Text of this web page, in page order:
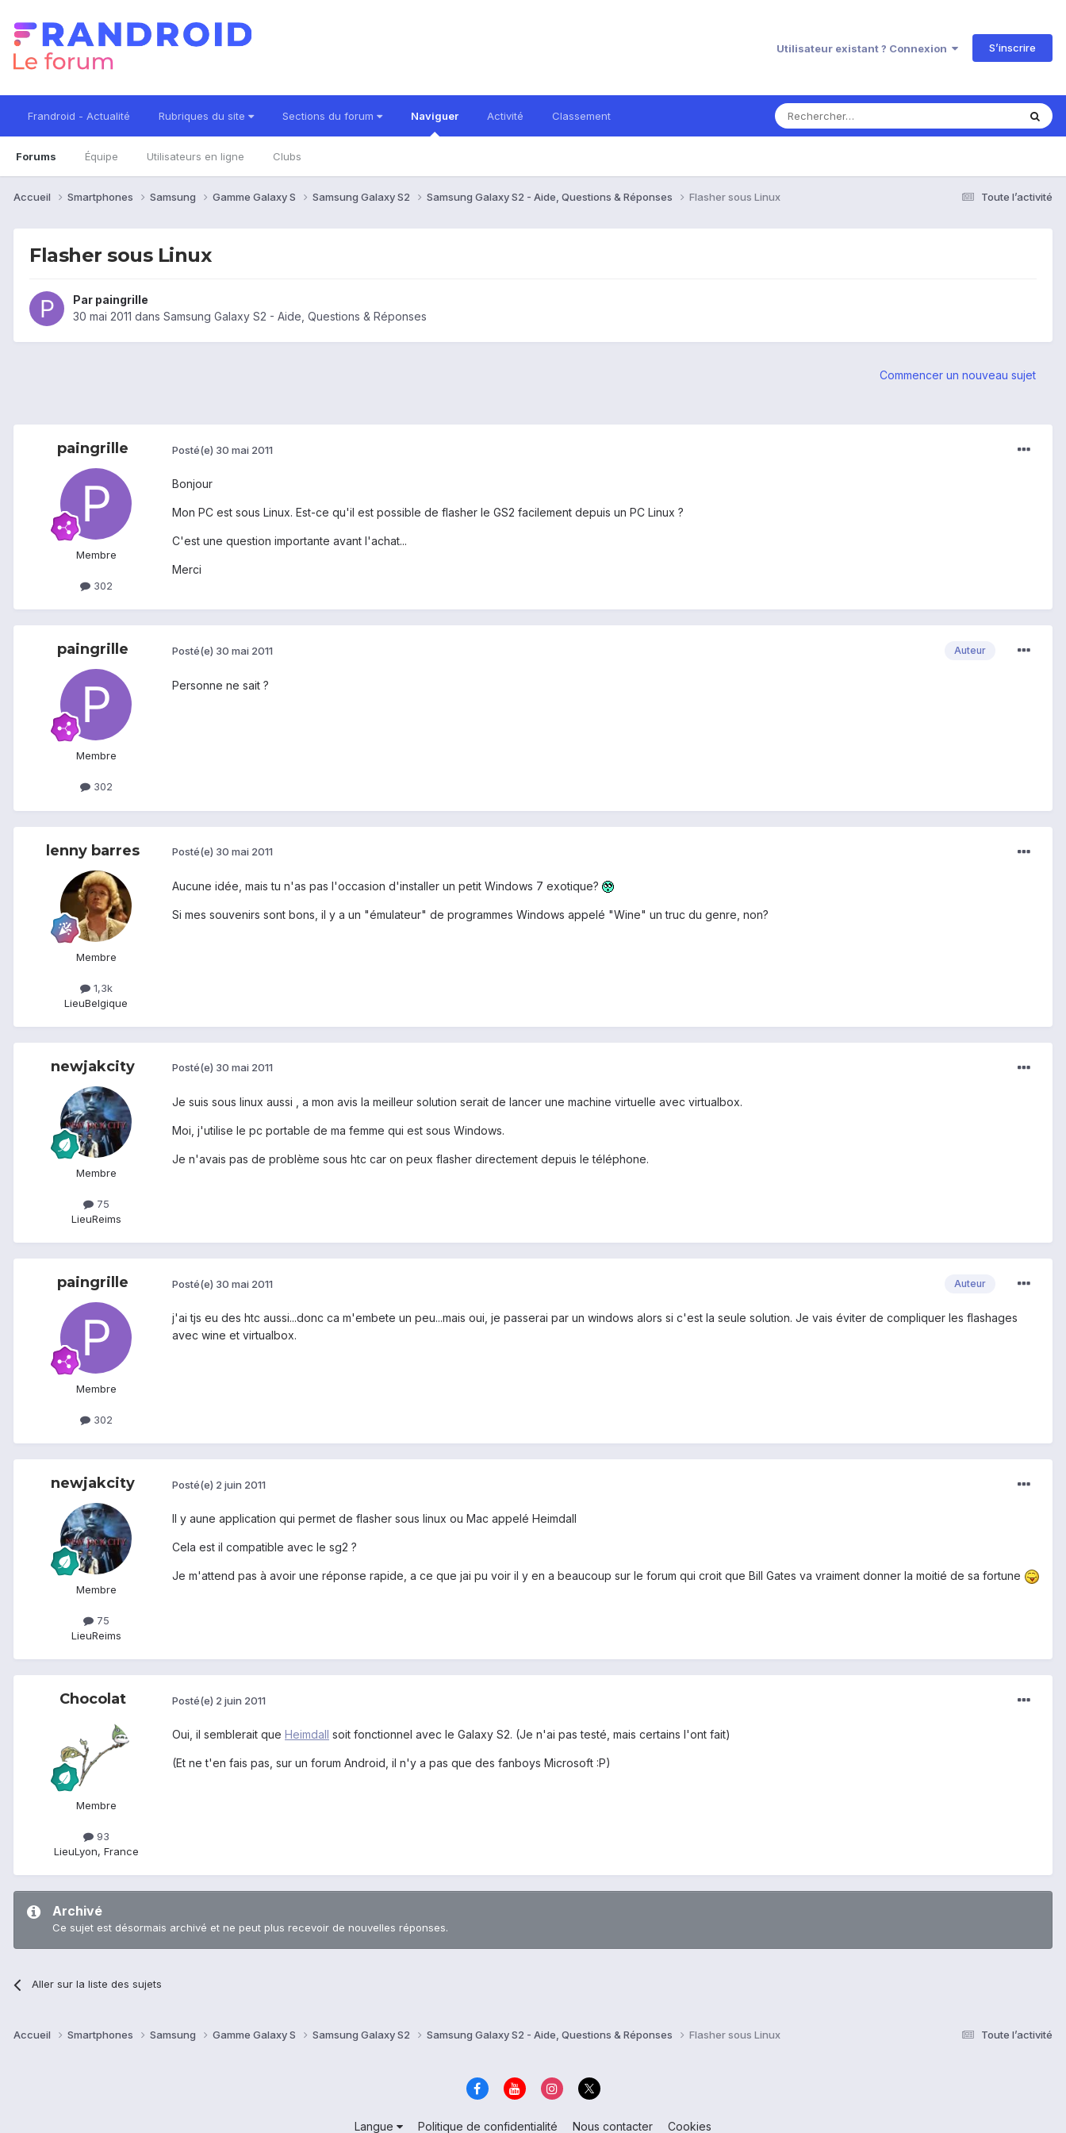
Utilisateur existant ? Connexion S’inscrire
Frandroid - Actualité Rubriques du site Sections du forum Naviguer
Forums Équipe Utilisateurs en ligne Clubs
Activité Classement
Toute l’activité
Accueil Smartphones Samsung Gamme Galaxy S Samsung Galaxy S2 Samsung Galaxy S2 - Aide, Questions & Réponses Flasher sous Linux
Flasher sous Linux
Par paingrille
30 mai 2011 dans Samsung Galaxy S2 - Aide, Questions & Réponses
Commencer un nouveau sujet
paingrille
Membre
302
Posté(e) 30 mai 2011
Bonjour
Mon PC est sous Linux. Est-ce qu'il est possible de flasher le GS2 facilement depuis un PC Linux ?
C'est une question importante avant l'achat...
Merci
paingrille
Membre
302
Auteur
Posté(e) 30 mai 2011
Personne ne sait ?
lenny barres
Membre
1,3k
LieuBelgique
Posté(e) 30 mai 2011
Aucune idée, mais tu n'as pas l'occasion d'installer un petit Windows 7 exotique?
Si mes souvenirs sont bons, il y a un "émulateur" de programmes Windows appelé "Wine" un truc du genre, non?
newjakcity
Membre
75
LieuReims
Posté(e) 30 mai 2011
Je suis sous linux aussi , a mon avis la meilleur solution serait de lancer une machine virtuelle avec virtualbox.
Moi, j'utilise le pc portable de ma femme qui est sous Windows.
Je n'avais pas de problème sous htc car on peux flasher directement depuis le téléphone.
paingrille
Membre
302
Auteur
Posté(e) 30 mai 2011
j'ai tjs eu des htc aussi...donc ca m'embete un peu...mais oui, je passerai par un windows alors si c'est la seule solution. Je vais éviter de compliquer les flashages
avec wine et virtualbox.
newjakcity
Membre
75
LieuReims
Posté(e) 2 juin 2011
Il y aune application qui permet de flasher sous linux ou Mac appelé Heimdall
Cela est il compatible avec le sg2 ?
Je m'attend pas à avoir une réponse rapide, a ce que jai pu voir il y en a beaucoup sur le forum qui croit que Bill Gates va vraiment donner la moitié de sa fortune
Chocolat
Membre
93
LieuLyon, France
Posté(e) 2 juin 2011
Oui, il semblerait que Heimdall soit fonctionnel avec le Galaxy S2. (Je n'ai pas testé, mais certains l'ont fait)
(Et ne t'en fais pas, sur un forum Android, il n'y a pas que des fanboys Microsoft :P)
Archivé
Ce sujet est désormais archivé et ne peut plus recevoir de nouvelles réponses.
Aller sur la liste des sujets
Toute l’activité
Accueil Smartphones Samsung Gamme Galaxy S Samsung Galaxy S2 Samsung Galaxy S2 - Aide, Questions & Réponses Flasher sous Linux
Langue Politique de confidentialité Nous contacter Cookies